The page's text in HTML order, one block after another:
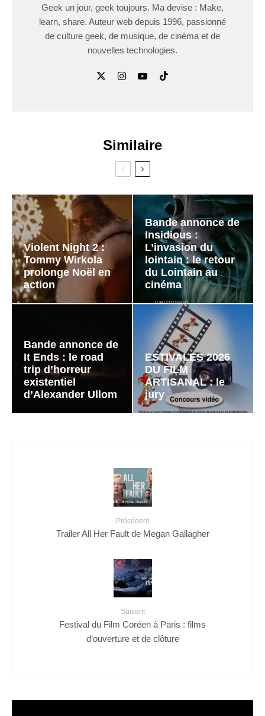
Geek un jour, geek toujours. Ma devise : Make,
learn, share. Auteur web depuis 1996, passionné
de culture geek, de musique, de cinéma et de
nouvelles technologies.
Similaire
Violent Night 2 :
Tommy Wirkola
prolonge Noël en
action
Bande annonce de
Insidious :
L’invasion du
lointain : le retour
du Lointain au
cinéma
Bande annonce de
It Ends : le road
trip d’horreur
existentiel
d’Alexander Ullom
ESTIVALES 2026
DU FILM
ARTISANAL : le
jury
Précédent
Trailer All Her Fault de Megan Gallagher
Suivant
Festival du Film Coréen à Paris : films
d’ouverture et de clôture